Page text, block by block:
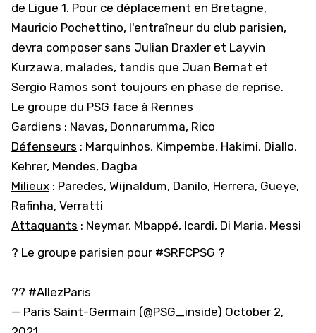
de Ligue 1. Pour ce déplacement en Bretagne,
Mauricio Pochettino, l'entraîneur du club parisien,
devra composer sans Julian Draxler et Layvin
Kurzawa, malades, tandis que Juan Bernat et
Sergio Ramos sont toujours en phase de reprise.
Le groupe du PSG face à Rennes
Gardiens : Navas, Donnarumma, Rico
Défenseurs : Marquinhos, Kimpembe, Hakimi, Diallo,
Kehrer, Mendes, Dagba
Milieux : Paredes, Wijnaldum, Danilo, Herrera, Gueye,
Rafinha, Verratti
Attaquants : Neymar, Mbappé, Icardi, Di Maria, Messi
? Le groupe parisien pour #SRFCPSG ?
?? #AllezParis
— Paris Saint-Germain (@PSG_inside) October 2,